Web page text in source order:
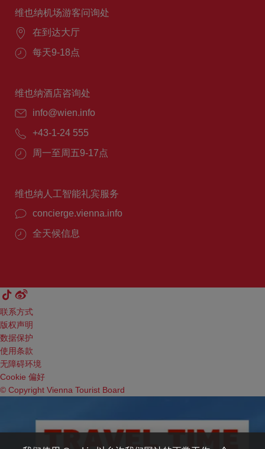
维也纳机场游客问询处
在到达大厅
每天9-18点
维也纳酒店咨询处
info@wien.info
+43-1-24 555
周一至周五9-17点
维也纳人工智能礼宾服务
concierge.vienna.info
全天候信息
联系方式
版权声明
数据保护
使用条款
无障碍环境
Cookie 偏好
© Copyright Vienna Tourist Board